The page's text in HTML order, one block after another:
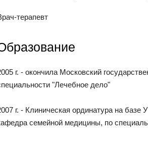
терапевт
г. - окончила Московский
"Лечебное дело"
г. - Клиническая ординатура на
семейной медицины, по